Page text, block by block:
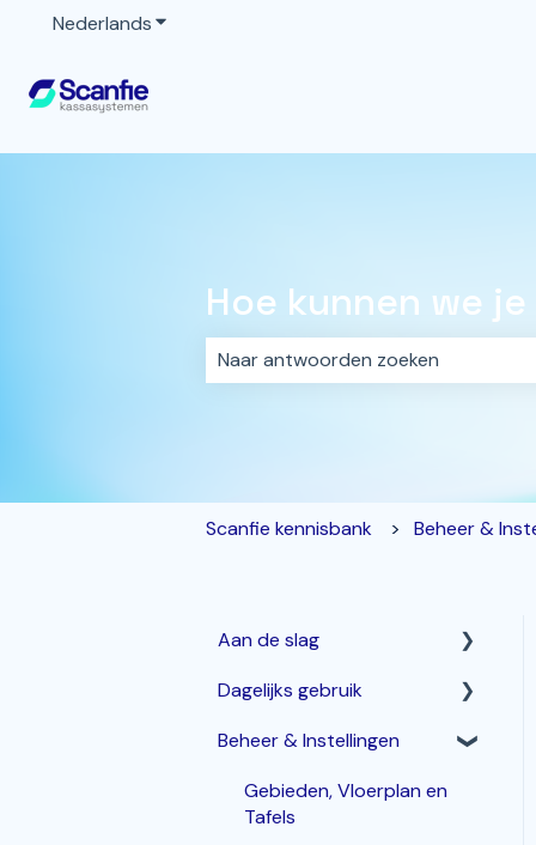
NederlandsSubmenu tonen voor vertalingen
Hoe kunnen we
Scanfie kennisbank Beheer &
Aan de slag
Horeca Kassasysteem
Webshop: Afhaal- en
Bestelzuil en Kiosk-QR
Dagelijks gebruik
Betalen & corrigeren
Bestellingen invoeren &
bewerken
Beheer & Instellingen
Gebieden, Vloerplan en
Tafels